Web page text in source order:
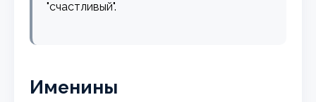
"счастливый".
Именины